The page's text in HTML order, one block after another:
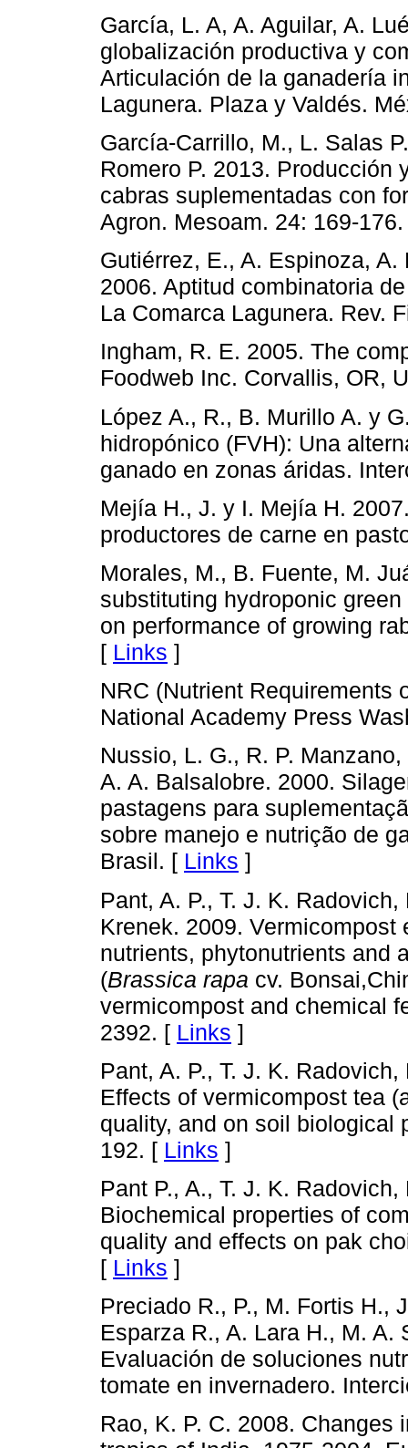
García, L. A, A. Aguilar, A.
globalización productiva y
Articulación de la ganadería
Lagunera. Plaza y Valdés.
García-Carrillo, M., L. Salas
Romero P. 2013.
cabras suplementadas con
Agron. Mesoam. 24: 169-
Gutiérrez, E., A. Espinoza,
2006. Aptitud combinatoria
La Comarca Lagunera. Rev.
Ingham, R. E. 2005. The
Foodweb Inc. Corvallis, OR,
López A., R., B. Murillo A. y
hidropónico (FVH): Una
ganado en zonas áridas.
Mejía H., J. y I. Mejía H.
productores de carne en
Morales, M., B. Fuente, M.
substituting hydroponic
on performance of growing
[ Links ]
NRC (Nutrient Requirements
National Academy Press
Nussio, L. G., R. P.
A. A. Balsalobre. 2000.
pastagens para
sobre manejo e nutrição de
Brasil. [ Links ]
Pant, A. P., T. J. K.
Krenek. 2009.
nutrients, phytonutrients and
(Brassica rapa cv.
vermicompost and chemical
2392. [ Links ]
Pant, A. P., T. J. K.
Effects of vermicompost tea
quality, and on soil biological
192. [ Links ]
Pant P., A., T. J. K.
Biochemical properties of
quality and effects on pak
[ Links ]
Preciado R., P., M. Fortis H.,
Esparza R., A. Lara H., M. A.
Evaluación de soluciones
tomate en invernadero.
Rao, K. P. C. 2008.